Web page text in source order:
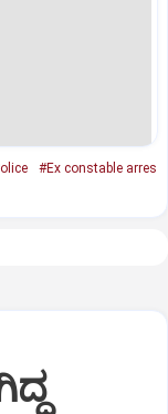
#Ex constable arres